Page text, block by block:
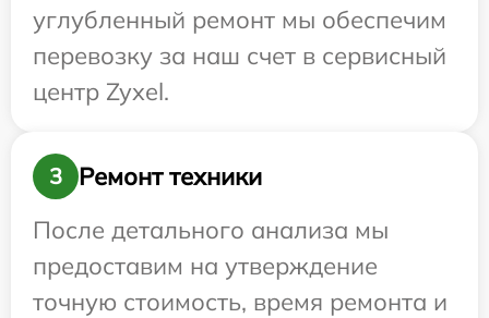
углубленный ремонт мы обеспечим
перевозку за наш счет в сервисный
центр Zyxel.
3
Ремонт техники
После детального анализа мы
предоставим на утверждение
точную стоимость, время ремонта и